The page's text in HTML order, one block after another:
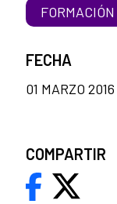
FORMACIÓN
FECHA
01 MARZO 2016
COMPARTIR